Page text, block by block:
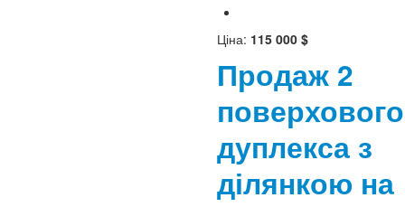
Ціна: 115 000 $
Продаж 2
поверхового
дуплекса з
ділянкою на